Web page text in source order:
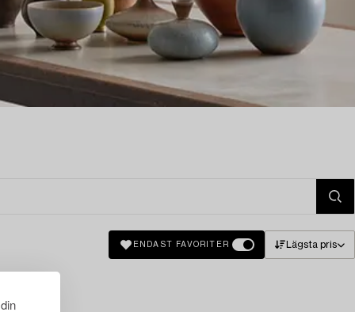
ENDAST FAVORITER Lägsta pris